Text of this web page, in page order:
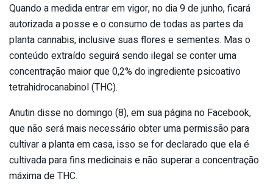
Quando a medida entrar em vigor, no dia 9 de junho, ficará
autorizada a posse e o consumo de todas as partes da
planta cannabis, inclusive suas flores e sementes. Mas o
conteúdo extraído seguirá sendo ilegal se conter uma
concentração maior que 0,2% do ingrediente psicoativo
tetrahidrocanabinol (THC).
Anutin disse no domingo (8), em sua página no Facebook,
que não será mais necessário obter uma permissão para
cultivar a planta em casa, isso se for declarado que ela é
cultivada para fins medicinais e não superar a concentração
máxima de THC.